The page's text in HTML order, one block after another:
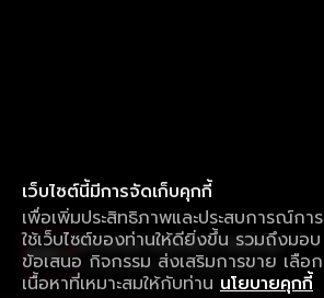
เว็บไซต์นี้มีการจัดเก็บคุกกี้
เพื่อเพิ่มประสิทธิภาพและประสบการณ์การ
ใช้เว็บไซต์ของท่านให้ดียิ่งขึ้น รวมถึงมอบ
ข้อเสนอ กิจกรรม ส่งเสริมการขาย เลือก
เนื้อหาที่เหมาะสมให้กับท่าน นโยบายคุกกี้
ใช้งานแอป ลื่นไหลกว่า ไม่มีสะดุด
ดาวน์โหลดแอปเพื่อการรับชมที่ดีกว่า